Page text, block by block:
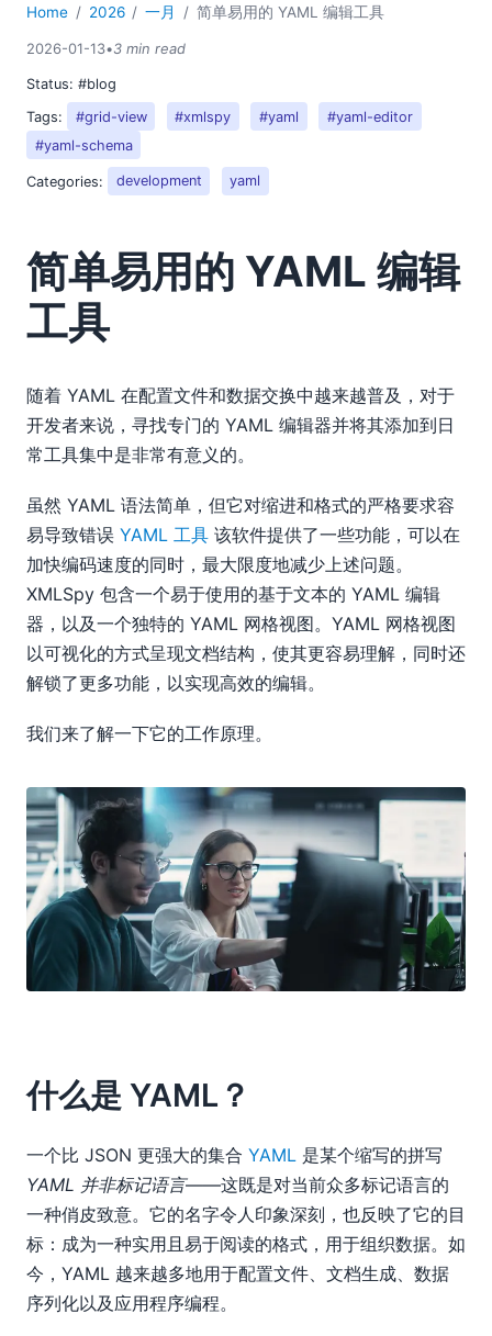
Home 2026 一月 简单易用的 YAML 编辑工具
2026-01-13•3 min read
Status: #blog
Tags:
#grid-view #xmlspy #yaml
#yaml-editor
#yaml-schema
Categories: development yaml
简单易用的 YAML 编辑
工具
随着 YAML 在配置文件和数据交换中越来越普及，对于
开发者来说，寻找专门的 YAML 编辑器并将其添加到日
常工具集中是非常有意义的。
虽然 YAML 语法简单，但它对缩进和格式的严格要求容
易导致错误 YAML 工具 该软件提供了一些功能，可以在
加快编码速度的同时，最大限度地减少上述问题。
XMLSpy 包含一个易于使用的基于文本的 YAML 编辑
器，以及一个独特的 YAML 网格视图。YAML 网格视图
以可视化的方式呈现文档结构，使其更容易理解，同时还
解锁了更多功能，以实现高效的编辑。
我们来了解一下它的工作原理。
什么是 YAML？
一个比 JSON 更强大的集合 YAML 是某个缩写的拼写
YAML 并非标记语言——这既是对当前众多标记语言的
一种俏皮致意。它的名字令人印象深刻，也反映了它的目
标：成为一种实用且易于阅读的格式，用于组织数据。如
今，YAML 越来越多地用于配置文件、文档生成、数据
序列化以及应用程序编程。